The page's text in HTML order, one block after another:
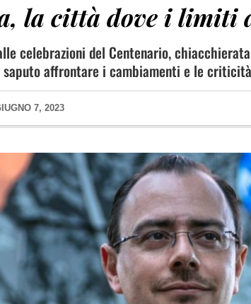
la città dove i limiti
celebrazioni del Centenario,
affrontare i cambiamenti e le
7, 2023